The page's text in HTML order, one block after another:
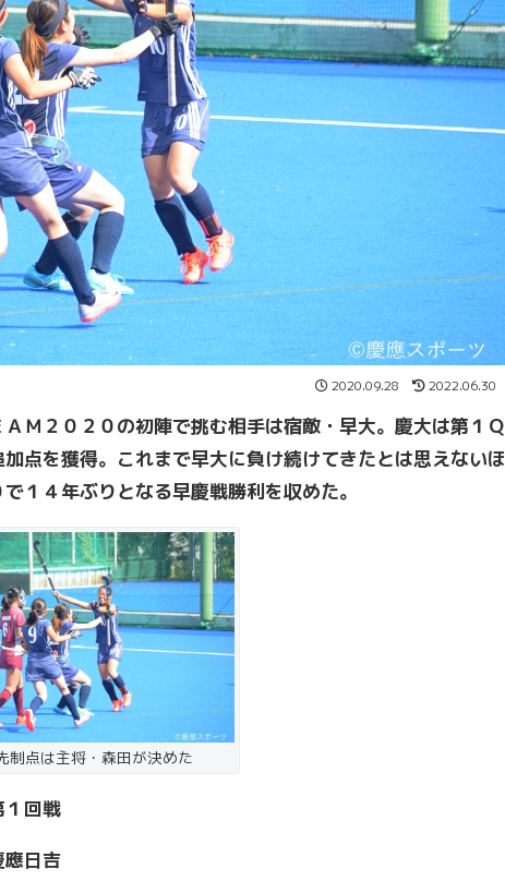
2020.09.28 2022.06.30
Ｍ２０２０の初陣で挑む相手は宿敵・早大。慶大は第１Ｑ
点を獲得。これまで早大に負け続けてきたとは思えないほ
１４年ぶりとなる早慶戦勝利を収めた。
制点は主将・森田が決めた
回戦
日吉